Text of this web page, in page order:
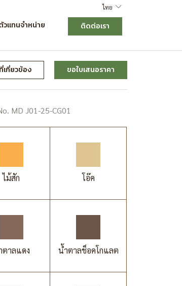
ไทย
ติดต่อเรา
วแทนจำหน่าย
ขอใบเสนอราคา
เกี่ยวข้อง
MD J01-25-CG01
ไม้สัก โอ๊ค
ตาลแดง น้ำตาลช็อคโกแลต